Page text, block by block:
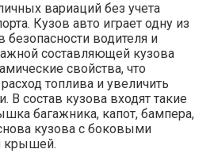
вариаций без учета
Кузов авто играет одну из
водителя и
составляющей кузова
свойства, что
топлива и увеличить
В состав кузова входят такие
багажника, капот, бампера,
кузова с боковыми
крышей.